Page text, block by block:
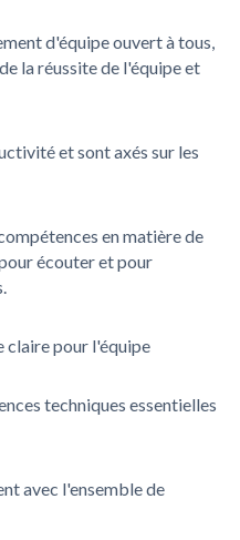
d'équipe ouvert à tous,
la réussite de l'équipe et
et sont axés sur les
en matière de
écouter et pour
claire pour l'équipe
techniques essentielles
avec l'ensemble de